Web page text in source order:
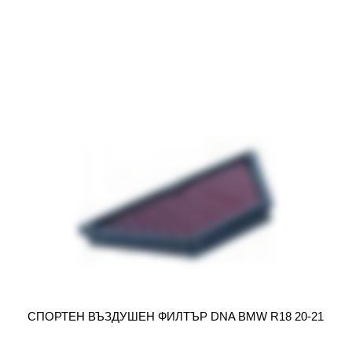
СПОРТЕН ВЪЗДУШЕН ФИЛТЪР DNA BMW R18 20-21